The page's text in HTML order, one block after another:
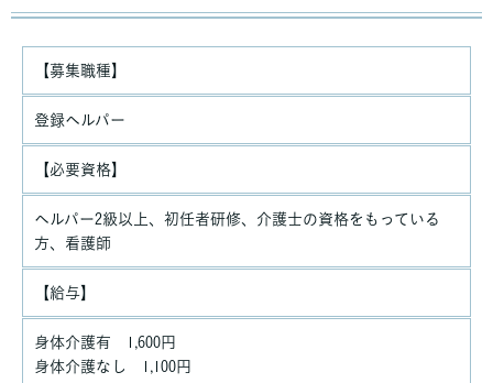
【募集職種】
登録ヘルパー
【必要資格】
ヘルパー2級以上、初任者研修、介護士の資格をもっている
方、看護師
【給与】
身体介護有 1,600円
身体介護なし 1,100円